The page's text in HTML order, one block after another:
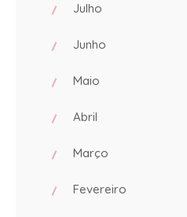
Julho
Junho
Maio
Abril
Março
Fevereiro